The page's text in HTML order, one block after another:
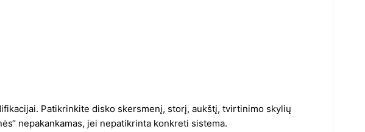
Patikrinkite disko skersmenį, storį, aukštį, tvirtinimo skylių
nepakankamas, jei nepatikrinta konkreti sistema.